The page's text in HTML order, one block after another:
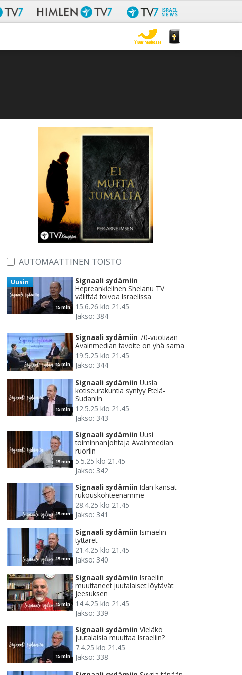
AUTOMAATTINEN TOISTO
15 min
Uusin
Signaali sydämiin
Hepreankielinen Shelanu TV
välittää toivoa Israelissa
15.6.26 klo 21.45
Jakso: 384
15 min
Signaali sydämiin 70-vuotiaan
Avainmedian tavoite on yhä sama
19.5.25 klo 21.45
Jakso: 344
15 min
Signaali sydämiin Uusia
kotiseurakuntia syntyy Etelä-
Sudaniin
12.5.25 klo 21.45
Jakso: 343
15 min
Signaali sydämiin Uusi
toiminnanjohtaja Avainmedian
ruoriin
5.5.25 klo 21.45
Jakso: 342
15 min
Signaali sydämiin Idän kansat
rukouskohteenamme
28.4.25 klo 21.45
Jakso: 341
15 min
Signaali sydämiin Ismaelin
tyttäret
21.4.25 klo 21.45
Jakso: 340
15 min
Signaali sydämiin Israeliin
muuttaneet juutalaiset löytävät
Jeesuksen
14.4.25 klo 21.45
Jakso: 339
15 min
Signaali sydämiin Vieläkö
juutalaisia muuttaa Israeliin?
7.4.25 klo 21.45
Jakso: 338